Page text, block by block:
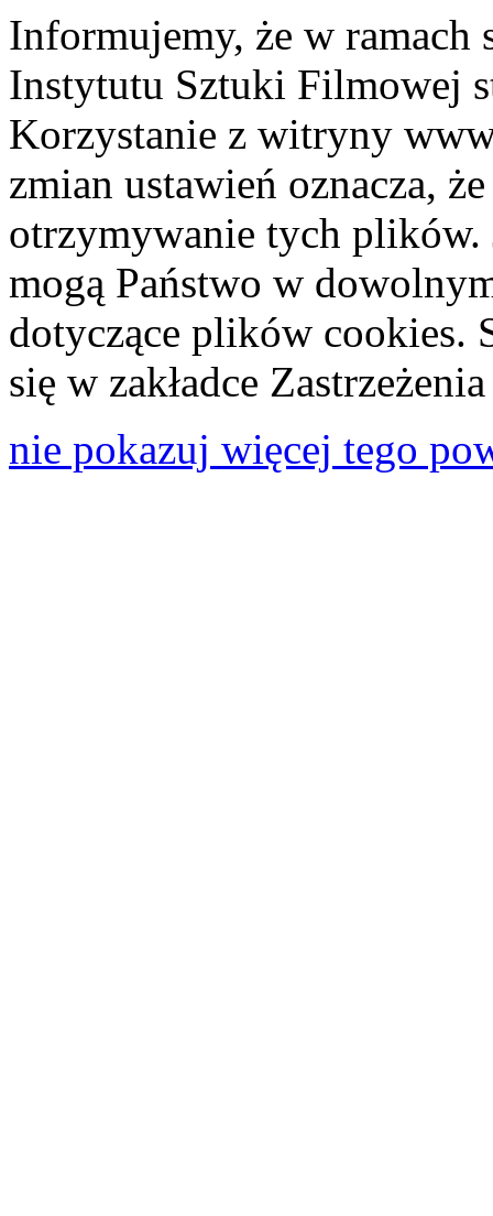
Informujemy, że w ramach
Instytutu Sztuki Filmowej
Korzystanie z witryny
zmian ustawień oznacza,
otrzymywanie tych plików.
mogą Państwo w
dotyczące plików cookies.
się w zakładce
nie pokazuj więcej tego